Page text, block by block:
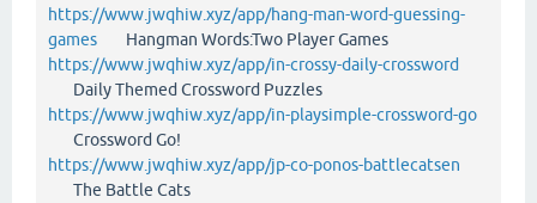
https://www.jwqhiw.xyz/app/hang-man-word-guessing-
games Hangman Words:Two Player Games
https://www.jwqhiw.xyz/app/in-crossy-daily-crossword
Daily Themed Crossword Puzzles
https://www.jwqhiw.xyz/app/in-playsimple-crossword-go
Crossword Go!
https://www.jwqhiw.xyz/app/jp-co-ponos-battlecatsen
The Battle Cats